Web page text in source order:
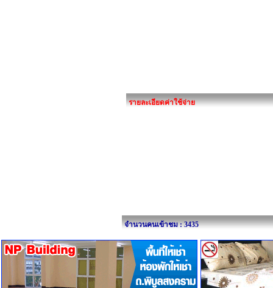
รายละเอียดค่าใช้จ่าย
จำนวนคนเข้าชม : 3435